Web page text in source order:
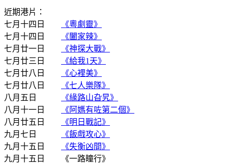
近期港片：
七月十四日
《粵劇靈》
七月十四日
《闔家辣》
七月廿一日
《神探大戰》
七月廿三日
《給我1天》
七月廿八日
《心裡美》
七月廿八日
《七人樂隊》
八月五日
《緣路山旮旯》
八月十一日
《阿媽有咗第二個》
八月廿五日
《明日戰記》
九月七日
《飯戲攻心》
九月十五日
《失衡凶間》
九月十五日 《一路瞳行》